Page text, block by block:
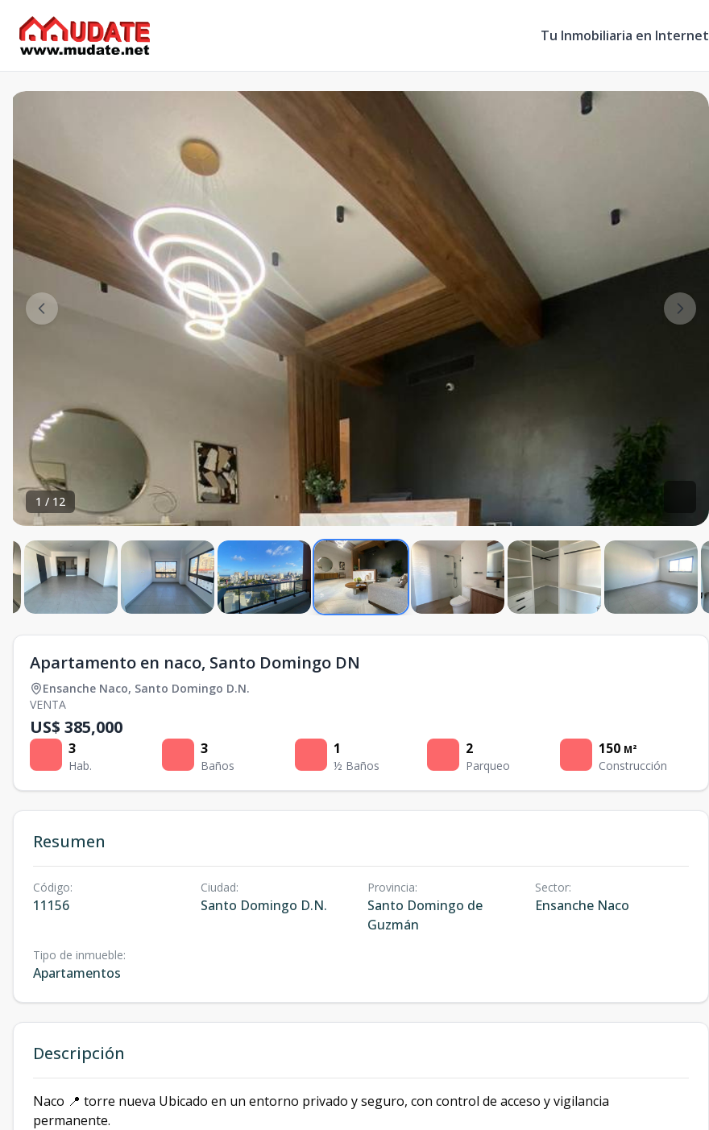
Tu Inmobiliaria en Internet
1 / 12
Apartamento en naco, Santo Domingo DN
Ensanche Naco, Santo Domingo D.N.
VENTA
US$ 385,000
3
Hab.
3
Baños
1
½ Baños
2
Parqueo
150 M²
Construcción
Resumen
Código:
11156
Ciudad:
Santo Domingo D.N.
Provincia:
Santo Domingo de
Guzmán
Sector:
Ensanche Naco
Tipo de inmueble:
Apartamentos
Descripción
Naco 📍 torre nueva Ubicado en un entorno privado y seguro, con control de acceso y vigilancia
permanente.